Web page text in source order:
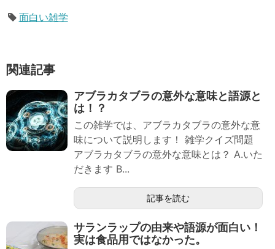
面白い雑学
関連記事
アブラカタブラの意外な意味と語源と
は！？
この雑学では、アブラカタブラの意外な意
味について説明します！ 雑学クイズ問題
アブラカタブラの意外な意味とは？ A.いた
だきます B...
記事を読む
サランラップの由来や語源が面白い！
実は食品用ではなかった。